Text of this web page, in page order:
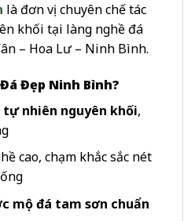
là đơn vị chuyên chế tác
khối tại làng nghề đá
– Hoa Lư – Ninh Bình.
Đẹp Ninh Bình?
tự nhiên nguyên khối,
cao, chạm khắc sắc nét
mộ đá tam sơn chuẩn